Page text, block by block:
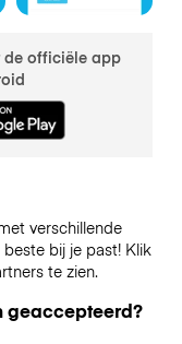
de officiële app
verschillende
bij je past! Klik
te zien.
geaccepteerd?